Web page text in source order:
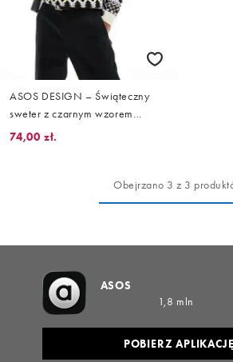
ASOS DESIGN – Świąteczny
sweter z czarnym wzorem
skandynawskim
74,00 zł.
Obejrzano 3 z 3
ASOS
1,8 mln
POBIERZ APLIKACJĘ